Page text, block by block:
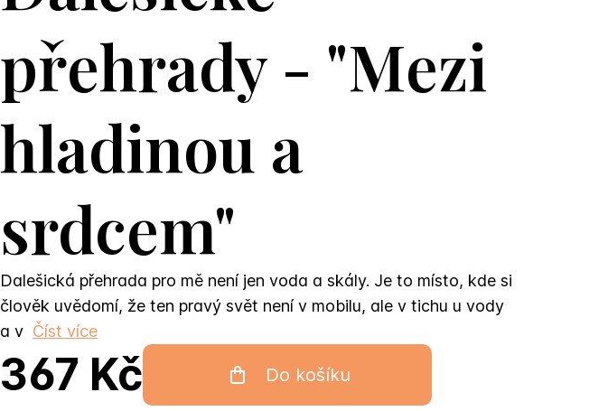
přehrady - "Mezi
hladinou a
srdcem"
Dalešická přehrada pro mě není jen voda a skály. Je to místo, kde si
člověk uvědomí, že ten pravý svět není v mobilu, ale v tichu u vody
a v Číst více
367 Kč Do košíku